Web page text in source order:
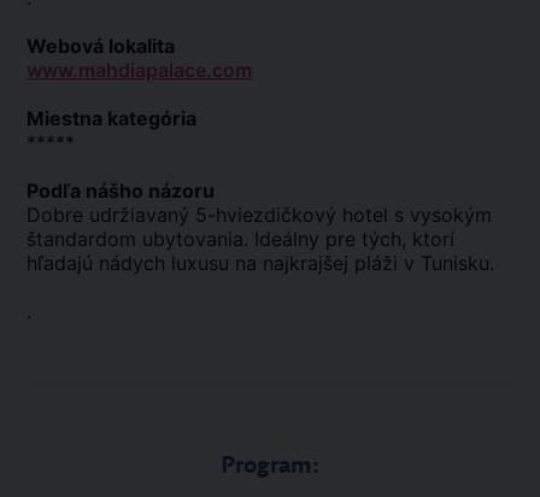
Webová lokalita
www.mahdiapalace.com
Miestna kategória
*****
Podľa nášho názoru
Dobre udržiavaný 5-hviezdičkový hotel s vysokým
štandardom ubytovania. Ideálny pre tých, ktorí
hľadajú nádych luxusu na najkrajšej pláži v Tunisku.
.
Program: